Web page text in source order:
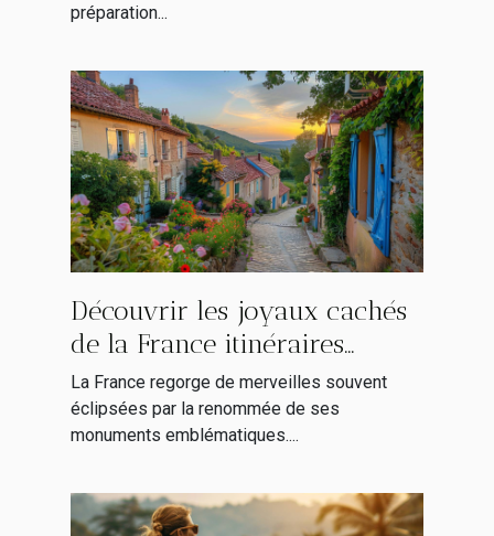
préparation...
Découvrir les joyaux cachés
de la France itinéraires
insolites hors des sentiers
battus
La France regorge de merveilles souvent
éclipsées par la renommée de ses
monuments emblématiques....